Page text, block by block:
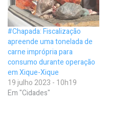
#Chapada: Fiscalização
apreende uma tonelada de
carne imprópria para
consumo durante operação
em Xique-Xique
19 julho 2023 - 10h19
Em "Cidades"